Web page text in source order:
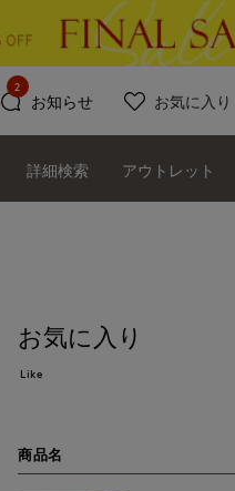
お知らせ
2
お気に入り
詳細検索 アウトレット
お気に入り
Like
商品名